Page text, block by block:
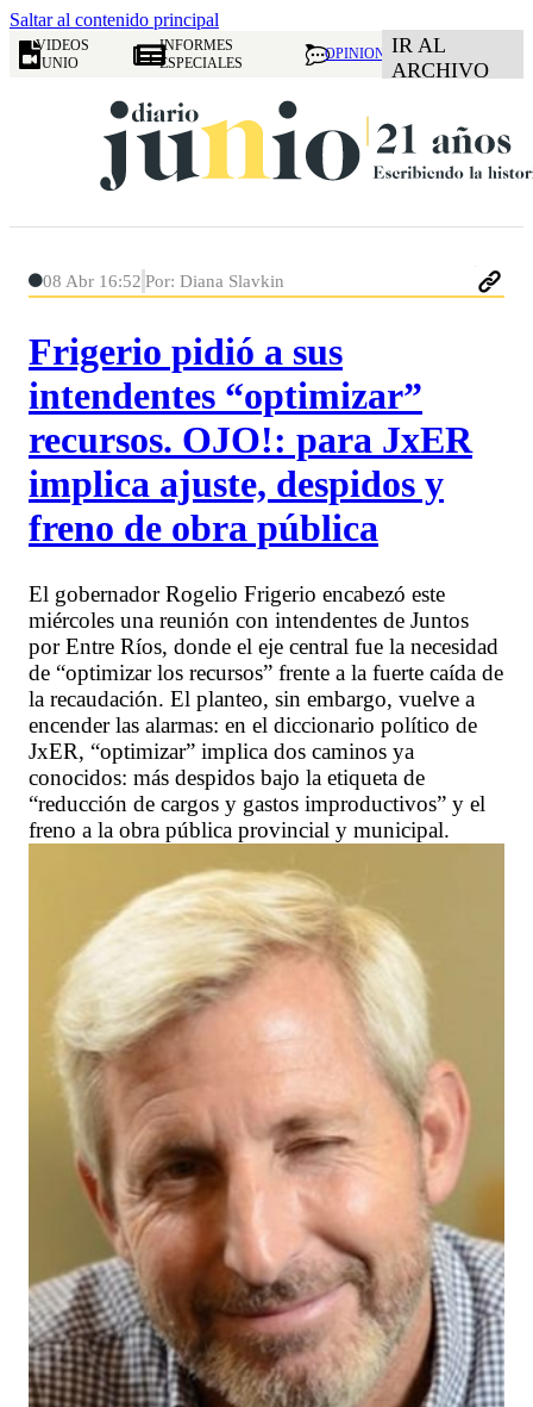
Saltar al contenido principal
VIDEOS
JUNIO
INFORMES
ESPECIALES
OPINION IR AL
ARCHIVO
08 Abr 16:52 Por: Diana Slavkin
Frigerio pidió a sus
intendentes “optimizar”
recursos. OJO!: para JxER
implica ajuste, despidos y
freno de obra pública
El gobernador Rogelio Frigerio encabezó este
miércoles una reunión con intendentes de Juntos
por Entre Ríos, donde el eje central fue la necesidad
de “optimizar los recursos” frente a la fuerte caída de
la recaudación. El planteo, sin embargo, vuelve a
encender las alarmas: en el diccionario político de
JxER, “optimizar” implica dos caminos ya
conocidos: más despidos bajo la etiqueta de
“reducción de cargos y gastos improductivos” y el
freno a la obra pública provincial y municipal.